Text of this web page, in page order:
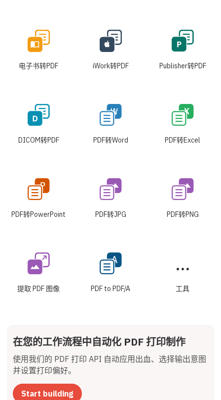
电子书转PDF iWork转PDF Publisher转PDF
DICOM转PDF PDF转Word PDF转Excel
PDF转PowerPoint PDF转JPG PDF转PNG
提取 PDF 图像 PDF to PDF/A 工具
在您的工作流程中自动化 PDF 打印制作
使用我们的 PDF 打印 API 自动应用出血、选择输出意图
并设置打印偏好。
Start building